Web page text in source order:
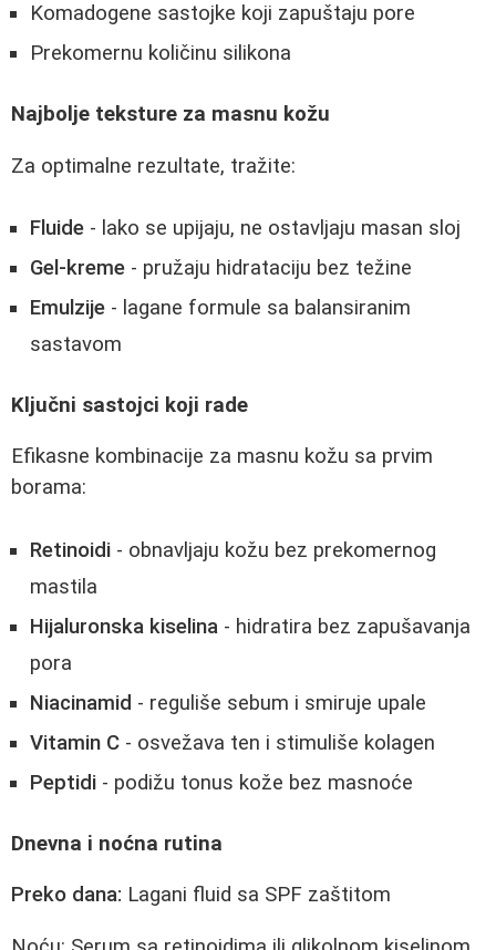
Komadogene sastojke koji zapuštaju pore
Prekomernu količinu silikona
Najbolje teksture za masnu kožu
Za optimalne rezultate, tražite:
Fluide - lako se upijaju, ne ostavljaju masan sloj
Gel-kreme - pružaju hidrataciju bez težine
Emulzije - lagane formule sa balansiranim
sastavom
Ključni sastojci koji rade
Efikasne kombinacije za masnu kožu sa prvim
borama:
Retinoidi - obnavljaju kožu bez prekomernog
mastila
Hijaluronska kiselina - hidratira bez zapušavanja
pora
Niacinamid - reguliše sebum i smiruje upale
Vitamin C - osvežava ten i stimuliše kolagen
Peptidi - podižu tonus kože bez masnoće
Dnevna i noćna rutina
Preko dana: Lagani fluid sa SPF zaštitom